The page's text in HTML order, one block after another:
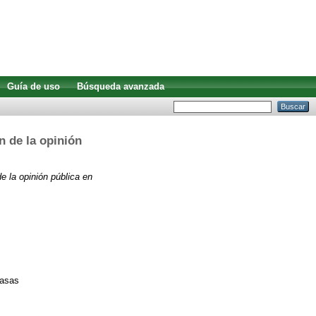
Guía de uso
Búsqueda avanzada
de la opinión
la opinión pública en